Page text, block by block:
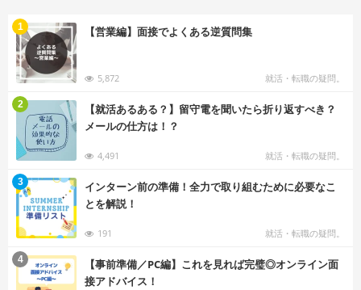
【営業編】面接でよくある逆質問集
5,872 就活・転職の疑問。
1
【就活あるある？】留守電を聞いたら折り返すべき？
メールの仕方は！？
4,491 就活・転職の疑問。
2
インターン前の準備！全力で取り組むために必要なこ
とを解説！
191 就活・転職の疑問。
3
【事前準備／PC編】これを見れば完璧◎オンライン面
接アドバイス！
4